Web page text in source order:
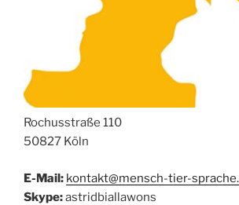
Rochusstraße 110
50827 Köln
E-Mail: kontakt@mensch-tier-
Skype:astridbiallawons